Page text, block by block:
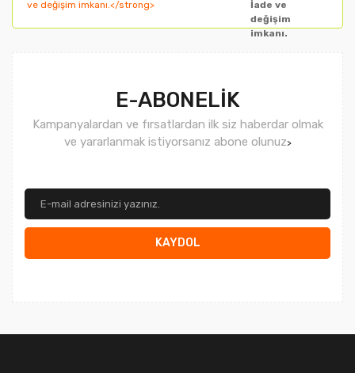
İade ve
değişim
imkanı.
E-ABONELİK
Kampanyalardan ve fırsatlardan ilk siz haberdar olmak
ve yararlanmak istiyorsanız abone olunuz>
KAYDOL